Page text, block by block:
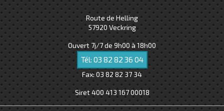
Route de Helling
57920 Veckring
Ouvert 7j/7 de 9h00 à 18h00
Tél: 03 82 82 36 04
Fax: 03 82 82 37 34
Siret 400 413 167 00018